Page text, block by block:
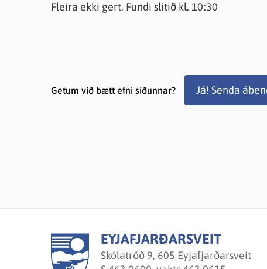
Fleira ekki gert. Fundi slitið kl. 10:30
Getum við bætt efni síðunnar? Já! Senda
EYJAFJARÐARSVEIT
Skólatröð 9, 605 Eyjafjarðarsveit